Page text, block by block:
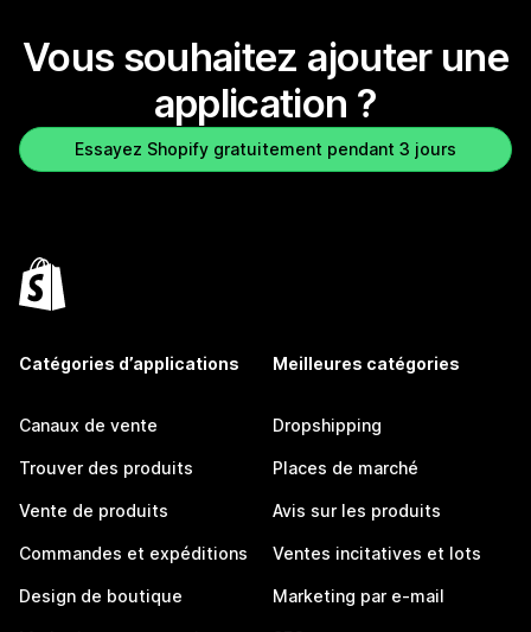
Vous souhaitez ajouter une
application ?
Essayez Shopify gratuitement pendant 3 jours
Catégories d’applications
Canaux de vente
Trouver des produits
Vente de produits
Commandes et expéditions
Design de boutique
Meilleures catégories
Dropshipping
Places de marché
Avis sur les produits
Ventes incitatives et lots
Marketing par e-mail